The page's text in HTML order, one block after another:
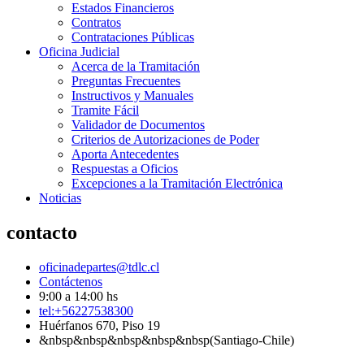
Estados Financieros
Contratos
Contrataciones Públicas
Oficina Judicial
Acerca de la Tramitación
Preguntas Frecuentes
Instructivos y Manuales
Tramite Fácil
Validador de Documentos
Criterios de Autorizaciones de Poder
Aporta Antecedentes
Respuestas a Oficios
Excepciones a la Tramitación Electrónica
Noticias
contacto
oficinadepartes@tdlc.cl
Contáctenos
9:00 a 14:00 hs
tel:+56227538300
Huérfanos 670, Piso 19
&nbsp&nbsp&nbsp&nbsp&nbsp(Santiago-Chile)